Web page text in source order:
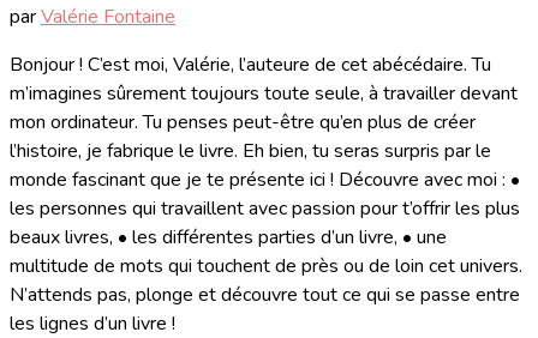
parValérie Fontaine
Bonjour ! C’est moi, Valérie, l’auteure de cet abécédaire. Tu
m’imagines sûrement toujours toute seule, à travailler devant
mon ordinateur. Tu penses peut-être qu’en plus de créer
l’histoire, je fabrique le livre. Eh bien, tu seras surpris par le
monde fascinant que je te présente ici ! Découvre avec moi : •
les personnes qui travaillent avec passion pour t’offrir les plus
beaux livres, • les différentes parties d’un livre, • une
multitude de mots qui touchent de près ou de loin cet univers.
N’attends pas, plonge et découvre tout ce qui se passe entre
les lignes d’un livre !